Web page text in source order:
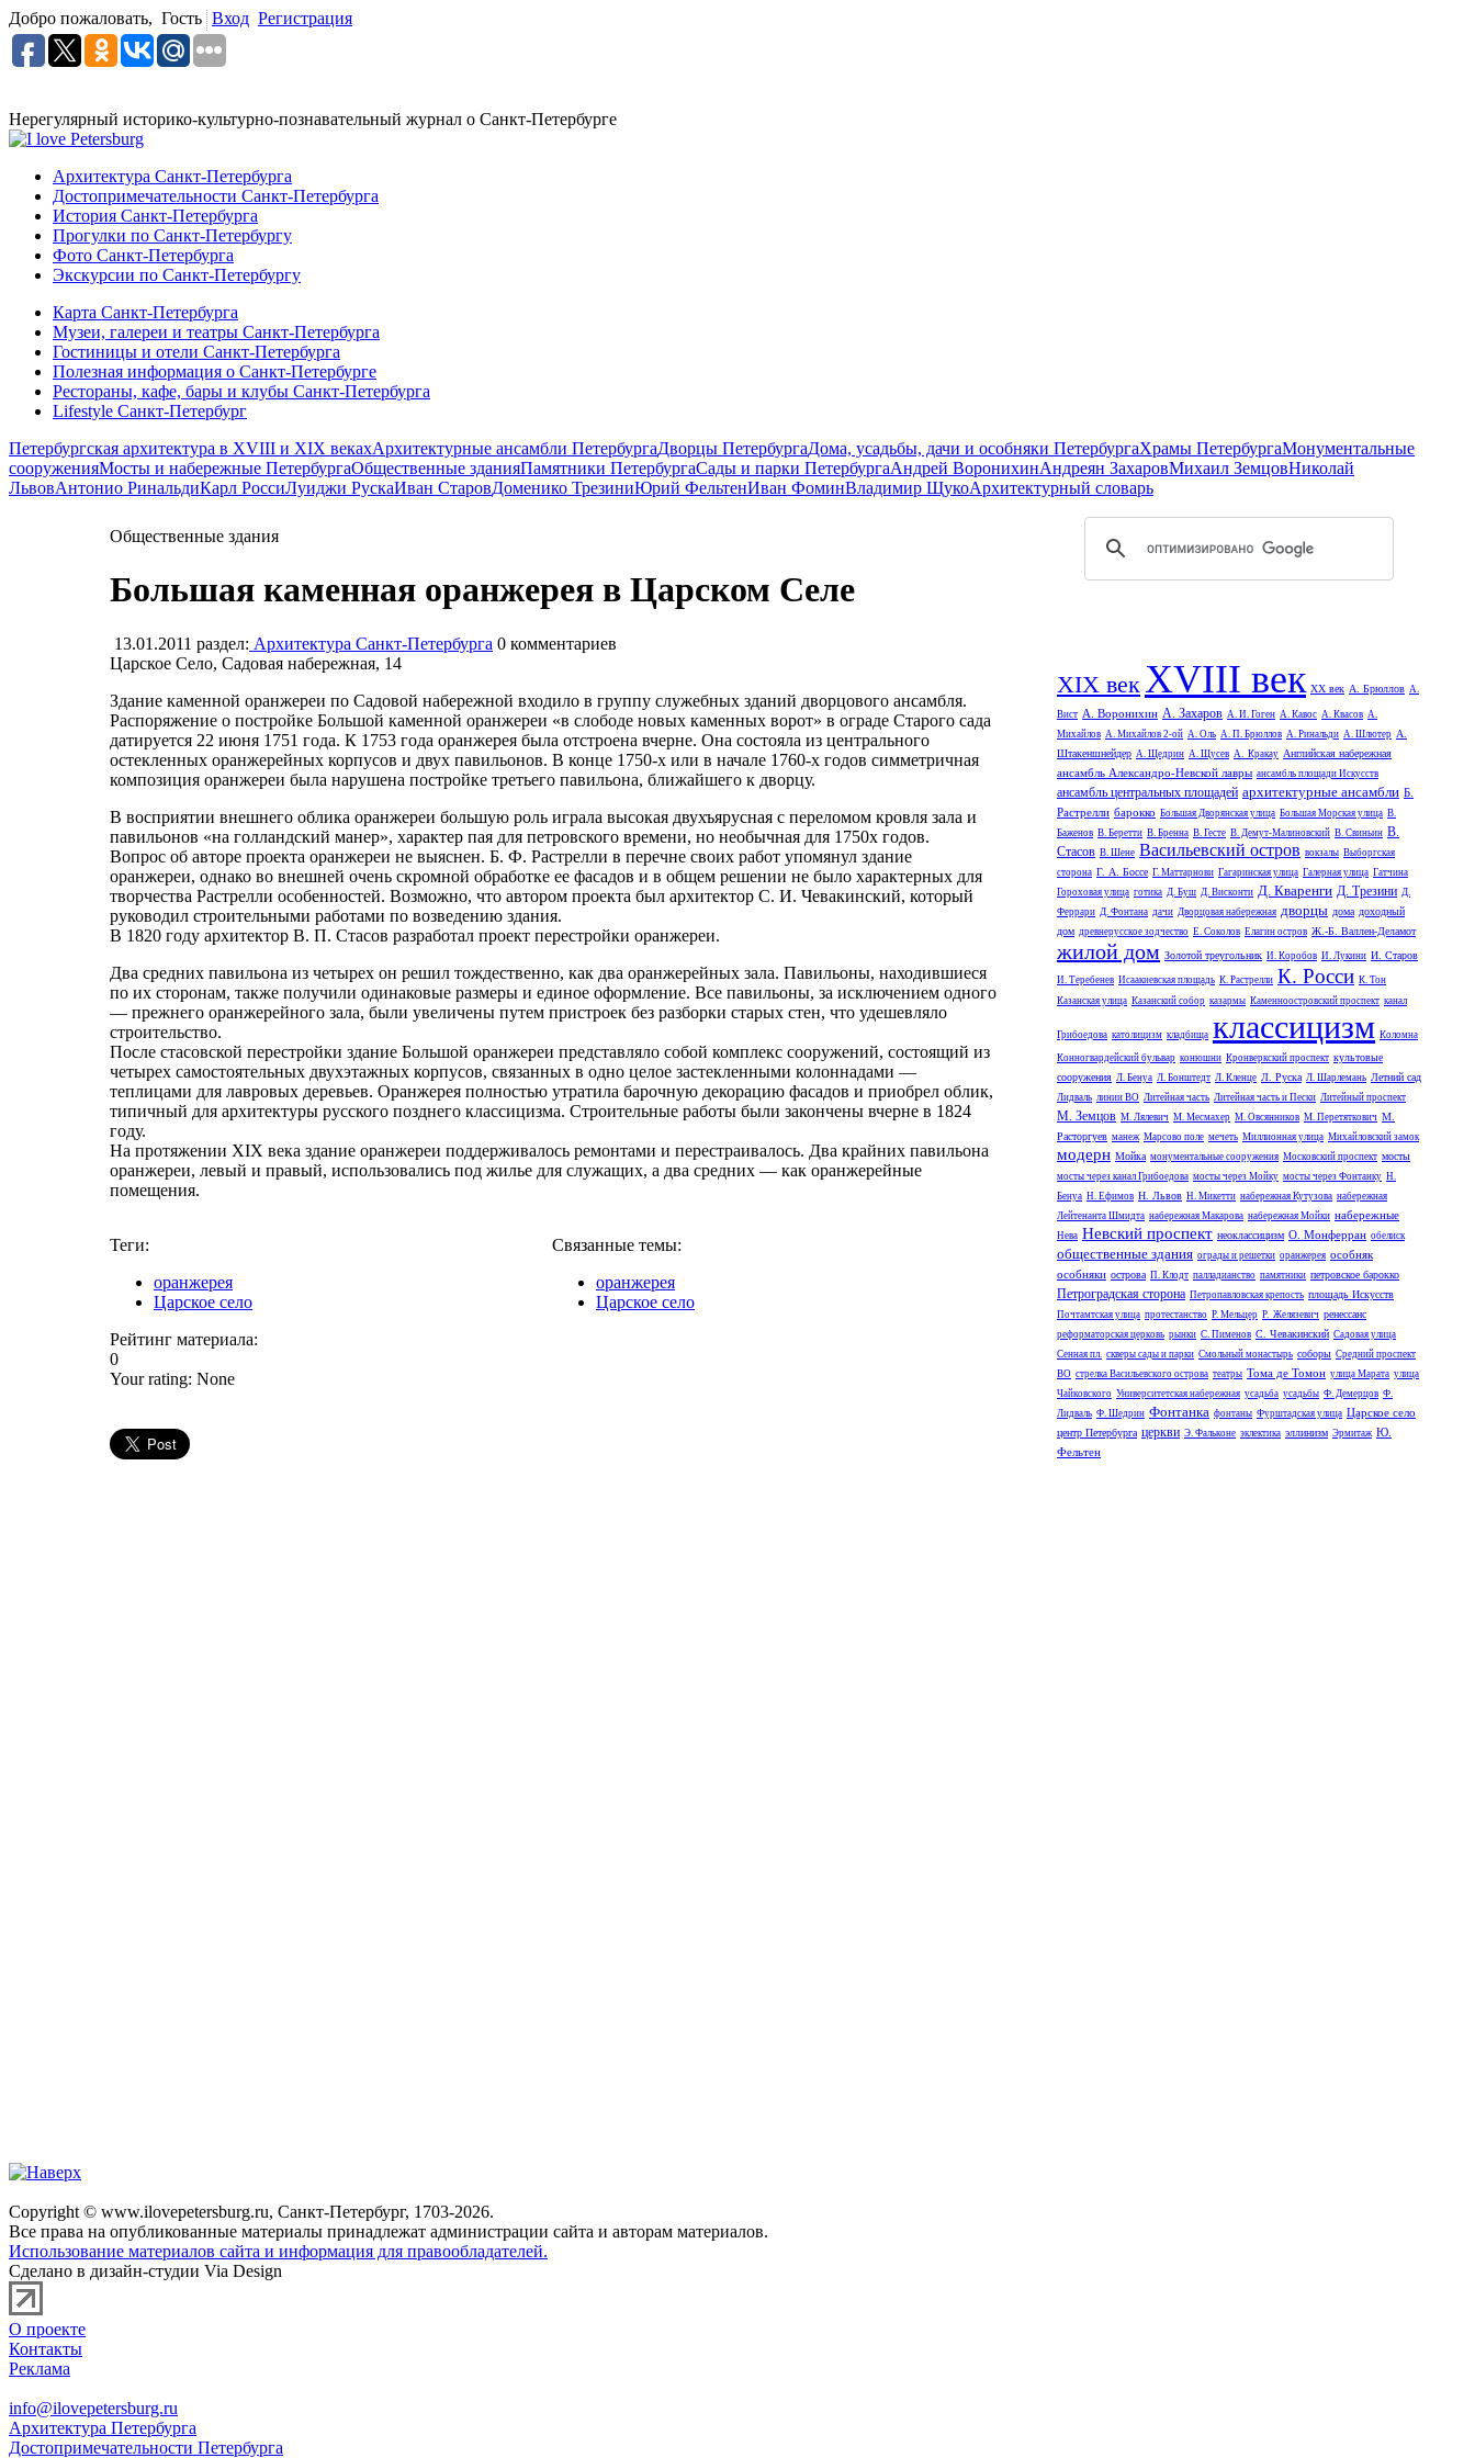
Добро пожаловать, Гость Вход Регистрация
Нерегулярный историко-культурно-познавательный журнал о Санкт-Петербурге
Архитектура Санкт-Петербурга
Достопримечательности Санкт-Петербурга
История Санкт-Петербурга
Прогулки по Санкт-Петербургу
Фото Санкт-Петербурга
Экскурсии по Санкт-Петербургу
Карта Санкт-Петербурга
Музеи, галереи и театры Санкт-Петербурга
Гостиницы и отели Санкт-Петербурга
Полезная информация о Санкт-Петербурге
Рестораны, кафе, бары и клубы Санкт-Петербурга
Lifestyle Санкт-Петербург
Петербургская архитектура в XVIII и XIX векахАрхитектурные ансамбли ПетербургаДворцы ПетербургаДома, усадьбы, дачи и особняки ПетербургаХрамы ПетербургаМонументальные
сооруженияМосты и набережные ПетербургаОбщественные зданияПамятники ПетербургаСады и парки ПетербургаАндрей ВоронихинАндреян ЗахаровМихаил ЗемцовНиколай
ЛьвовАнтонио РинальдиКарл РоссиЛуиджи РускаИван СтаровДоменико ТрезиниЮрий ФельтенИван ФоминВладимир ЩукоАрхитектурный словарь
Общественные здания
Большая каменная оранжерея в Царском Селе
13.01.2011 раздел: Архитектура Санкт-Петербурга 0 комментариев
Царское Село, Садовая набережная, 14
Здание каменной оранжереи по Садовой набережной входило в группу служебных зданий дворцового ансамбля.
Распоряжение о постройке Большой каменной оранжереи «в слободе новых каменных ворот» в ограде Старого сада
датируется 22 июня 1751 года. К 1753 года оранжерея была отстроена вчерне. Она состояла из центрального
остекленных оранжерейных корпусов и двух павильонов. В конце 1750-х или в начале 1760-х годов симметричная
композиция оранжереи была нарушена постройке третьего павильона, ближайшего к дворцу.
В восприятии внешнего облика оранжереи большую роль играла высокая двухъярусная с переломом кровля зала и
павильонов «на голландский манер», характер пая для петровского времени, но необычная для 1750х годов.
Вопрос об авторе проекта оранжереи не выяснен. Б. Ф. Растрелли в перечне своих работ упомянул здание
оранжереи, однако во внешней очень скромной обработке ее фасадов и в общем решении не было характерных для
творчества Растрелли особенностей. Возможно, что автором проекта был архитектор С. И. Чевакинский, который
руководил строительными работами по возведению здания.
В 1820 году архитектор В. П. Стасов разработал проект перестройки оранжереи.
Два средних павильона из четырех он решил тождественно, как два оранжерейных зала. Павильоны, находившиеся
по их сторонам, также получили одинаковые размеры и единое оформление. Все павильоны, за исключением одного
— прежнего оранжерейного зала, были увеличены путем пристроек без разборки старых стен, что удешевляло
строительство.
После стасовской перестройки здание Большой оранжереи представляло собой комплекс сооружений, состоящий из
четырех самостоятельных двухэтажных корпусов, связанных в одно целое застекленными колоннадами —
теплицами для лавровых деревьев. Оранжерея полностью утратила барочную декорацию фасадов и приобрел облик,
типичный для архитектуры русского позднего классицизма. Строительные работы были закончены вчерне в 1824
году.
На протяжении XIX века здание оранжереи поддерживалось ремонтами и перестраивалось. Два крайних павильона
оранжереи, левый и правый, использовались под жилье для служащих, а два средних — как оранжерейные
помещения.
Теги:
оранжерея
Царское село
Связанные темы:
оранжерея
Царское село
Рейтинг материала:
0
Your rating: None
XIX век XVIII век XX век А. Брюллов А.
Вист А. Воронихин А. Захаров А. И. Гоген А. Кавос А. Квасов А.
Михайлов А. Михайлов 2-ой А. Оль А. П. Брюллов А. Ринальди А. Шлютер А.
Штакеншнейдер А. Щедрин А. Щусев А. Кракау Английская набережная
ансамбль Александро-Невской лавры ансамбль площади Искусств
ансамбль центральных площадей архитектурные ансамбли Б.
Растрелли барокко Большая Дворянская улица Большая Морская улица В.
Баженов В. Беретти В. Бренна В. Гесте В. Демут-Малиновский В. Свиньин В.
Стасов В. Шене Васильевский остров вокзалы Выборгская
сторона Г. А. Боссе Г. Маттарнови Гагаринская улица Галерная улица Гатчина
Гороховая улица готика Д. Буш Д. Висконти Д. Кваренги Д. Трезини Д.
Феррари Д. Фонтана дачи Дворцовая набережная дворцы дома доходный
дом древнерусское зодчество Е. Соколов Елагин остров Ж.-Б. Валлен-Деламот
жилой дом Золотой треугольник И. Коробов И. Лукини И. Старов
И. Теребенев Исаакиевская площадь К. Растрелли К. Росси К. Тон
Казанская улица Казанский собор казармы Каменноостровский проспект канал
Грибоедова католицизм кладбища классицизм Коломна
Конногвардейский бульвар конюшни Кронверкский проспект культовые
сооружения Л. Бенуа Л. Бонштедт Л. Кленце Л. Руска Л. Шарлемань Летний сад
Лидваль линии ВО Литейная часть Литейная часть и Пески Литейный проспект
М. Земцов М. Лялевич М. Месмахер М. Овсянников М. Перетяткович М.
Расторгуев манеж Марсово поле мечеть Миллионная улица Михайловский замок
модерн Мойка монументальные сооружения Московский проспект мосты
мосты через канал Грибоедова мосты через Мойку мосты через Фонтанку Н.
Бенуа Н. Ефимов Н. Львов Н. Микетти набережная Кутузова набережная
Лейтенанта Шмидта набережная Макарова набережная Мойки набережные
Нева Невский проспект неоклассицизм О. Монферран обелиск
общественные здания ограды и решетки оранжерея особняк
особняки острова П. Клодт палладианство памятники петровское барокко
Петроградская сторона Петропавловская крепость площадь Искусств
Почтамтская улица протестанство Р. Мельцер Р. Желязевич ренессанс
реформаторская церковь рынки С. Пименов С. Чевакинский Садовая улица
Сенная пл. скверы сады и парки Смольный монастырь соборы Средний проспект
ВО стрелка Васильевского острова театры Тома де Томон улица Марата улица
Чайковского Университетская набережная усадьба усадьбы Ф. Демерцов Ф.
Лидваль Ф. Шедрин Фонтанка фонтаны Фурштадская улица Царское село
центр Петербурга церкви Э. Фальконе эклектика эллинизм Эрмитаж Ю.
Фельтен
Copyright © www.ilovepetersburg.ru, Санкт-Петербург, 1703-2026.
Все права на опубликованные материалы принадлежат администрации сайта и авторам материалов.
Использование материалов сайта и информация для правообладателей.
Сделано в дизайн-студии Via Design
О проекте
Контакты
Реклама
info@ilovepetersburg.ru
Архитектура Петербурга
Достопримечательности Петербурга